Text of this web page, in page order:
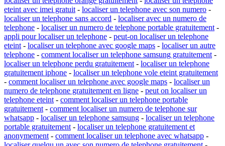
eteint avec imei gratuit - localiser un telephone avec son numero -
localiser un telephone sans accord - localiser avec un numero de
telephone - localiser un numero de telephone portable gratuitement -
appli pour localiser un telephone - peut-on localiser un telephone
eteint - localiser un telephone avec google maps - localiser un autre
telephone - comment localiser un telephone samsung gratuitement -
localiser un telephone perdu gratuitement - localiser un telephone
gratuitement iphone - localiser un telephone vole eteint gratuitement
- comment localiser un telephone avec google maps - localiser un
numero de telephone gratuitement en ligne - peut on localiser un
telephone eteint - comment localiser un telephone portable
gratuitement - comment localiser un numero de telephone sur
whatsapp - localiser un telephone samsung - localiser un telephone
portable gratuitement - localiser un telephone gratuitement et
anonymement - comment localiser un telephone avec whatsapp -